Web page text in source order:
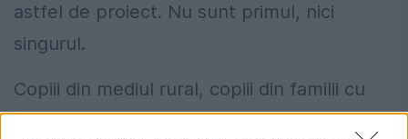
astfel de proiect. Nu sunt primul, nici
singurul.
Copiii din mediul rural, copiii din familii cu
venituri mici au mult mai puține șanse decât